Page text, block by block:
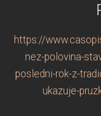
https://
nez-polovina-
posledni-rok-z-
ukazuje-